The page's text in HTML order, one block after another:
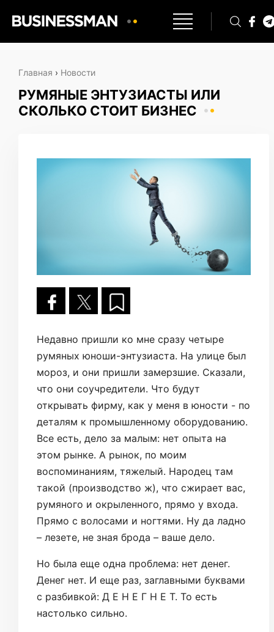
Главная › Новости
РУМЯНЫЕ ЭНТУЗИАСТЫ ИЛИ
СКОЛЬКО СТОИТ БИЗНЕС
Недавно пришли ко мне сразу четыре
румяных юноши-энтузиаста. На улице был
мороз, и они пришли замерзшие. Сказали,
что они соучредители. Что будут
открывать фирму, как у меня в юности - по
деталям к промышленному оборудованию.
Все есть, дело за малым: нет опыта на
этом рынке. А рынок, по моим
воспоминаниям, тяжелый. Народец там
такой (производство ж), что сжирает вас,
румяного и окрыленного, прямо у входа.
Прямо с волосами и ногтями. Ну да ладно
– лезете, не зная брода – ваше дело.
Но была еще одна проблема: нет денег.
Денег нет. И еще раз, заглавными буквами
с разбивкой: Д Е Н Е Г Н Е Т. То есть
настолько сильно.